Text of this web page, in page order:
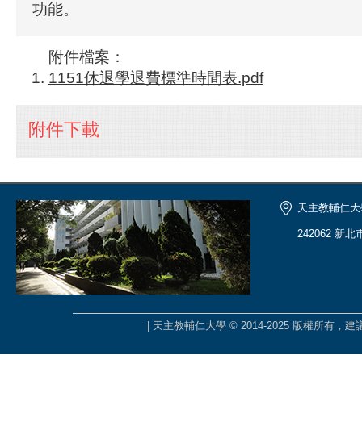
功能。
附件檔案：
1151休退學退費標準時間表.pdf
附件下載
天主教輔仁
242062 新北
| 天主教輔仁大學 © 2014-2025 版權所有，